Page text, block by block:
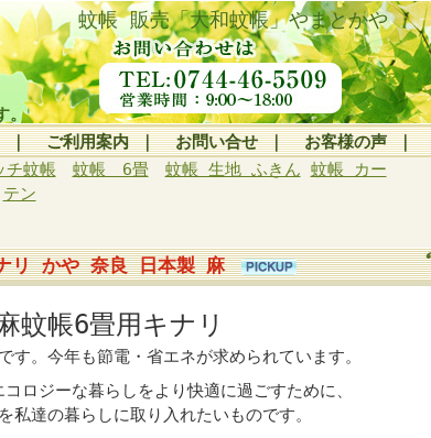
蚊帳 販売「大和蚊帳」やまとかや
。
｜ ご利用案内｜ お問い合せ｜ お客様の声｜
チ蚊帳 蚊帳 6畳 蚊帳 生地 ふきん 蚊帳 カー
テン
リ かや 奈良 日本製 麻
蚊帳6畳用キナリ
す。今年も節電・省エネが求められています。
ロジーな暮らしをより快適に過ごすために、
私達の暮らしに取り入れたいものです。